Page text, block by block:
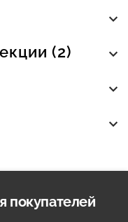
(2)
покупателей